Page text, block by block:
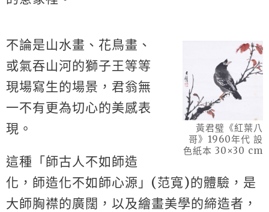
黃君璧《紅葉八
哥》1960年代 設
色紙本 30×30 cm
不論是山水畫、花鳥畫、
或氣吞山河的獅子王等等
現場寫生的場景，君翁無
一不有更為切心的美感表
現。
這種「師古人不如師造
化，師造化不如師心源」(范寬)的體驗，是
大師胸襟的廣闊，以及繪畫美學的締造者，